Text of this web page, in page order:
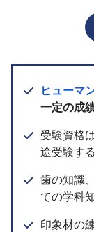
ヒューマ
一定の成
受験資格
途受験す
歯の知識
ての学科
印象材の